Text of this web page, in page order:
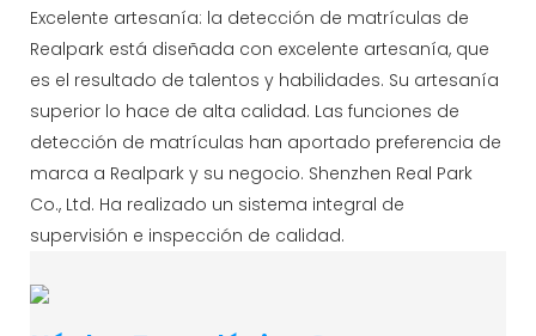
Excelente artesanía: la detección de matrículas de
Realpark está diseñada con excelente artesanía, que
es el resultado de talentos y habilidades. Su artesanía
superior lo hace de alta calidad. Las funciones de
detección de matrículas han aportado preferencia de
marca a Realpark y su negocio. Shenzhen Real Park
Co., Ltd. Ha realizado un sistema integral de
supervisión e inspección de calidad.